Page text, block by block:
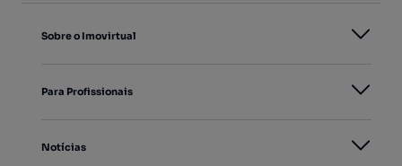
Sobre o Imovirtual
Para Profissionais
Notícias